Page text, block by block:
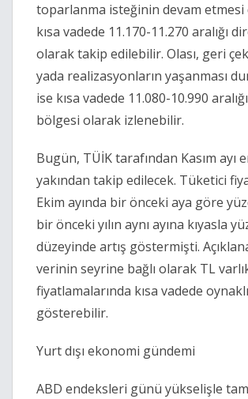
toparlanma isteğinin devam
kısa vadede 11.170-11.270 aralığı
olarak takip edilebilir. Olası, geri
yada realizasyonların yaşanması
ise kısa vadede 11.080-10.990
bölgesi olarak izlenebilir.
Bugün, TÜİK tarafından Kasım ayı
yakından takip edilecek. Tüketici
Ekim ayında bir önceki aya göre
bir önceki yılın aynı ayına kıyasla
düzeyinde artış göstermişti.
verinin seyrine bağlı olarak TL
fiyatlamalarında kısa vadede
gösterebilir.
Yurt dışı ekonomi gündemi
ABD endeksleri günü yükselişle